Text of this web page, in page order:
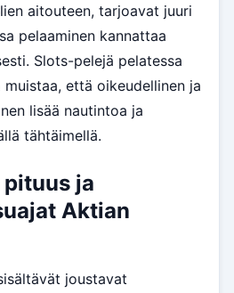
aitouteen, tarjoavat juuri
pelaaminen kannattaa
Slots-pelejä pelatessa
että oikeudellinen ja
lisää nautintoa ja
tähtäimellä.
ja
Aktian
joustavat